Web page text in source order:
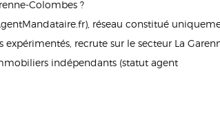
Colombes ?
réseau constitué
recrute sur le secteur La
indépendants (statut agent